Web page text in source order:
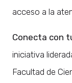
acceso a la
Conecta con
iniciativa
Facultad de